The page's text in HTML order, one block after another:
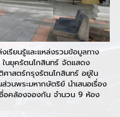
เรียนรู้และแหล่งรวมข้อมูลทาง
นยุครัตนโกสินทร์ จัดแสดง
ศาสตร์กรุงรัตนโกสินทร์ อยู่ใน
วนพระมหากษัตริย์ นำเสนอเรื่อง
อคล้องจองกัน จำนวน 9 ห้อง